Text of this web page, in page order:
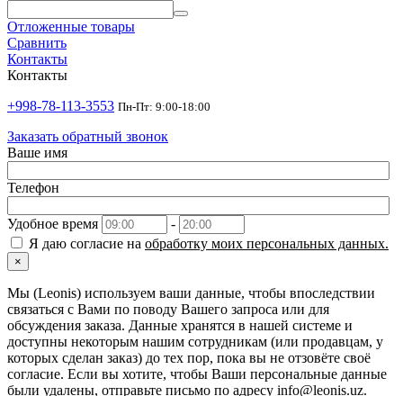
Отложенные товары
Сравнить
Контакты
Контакты
+998-78-113-3553 Пн-Пт: 9:00-18:00
Заказать обратный звонок
Ваше имя
Телефон
Удобное время
-
Я даю согласие на обработку моих персональных данных.
×
Мы (Leonis) используем ваши данные, чтобы впоследствии
связаться с Вами по поводу Вашего запроса или для
обсуждения заказа. Данные хранятся в нашей системе и
доступны некоторым нашим сотрудникам (или продавцам, у
которых сделан заказ) до тех пор, пока вы не отзовёте своё
согласие. Если вы хотите, чтобы Ваши персональные данные
были удалены, отправьте письмо по адресу info@leonis.uz.